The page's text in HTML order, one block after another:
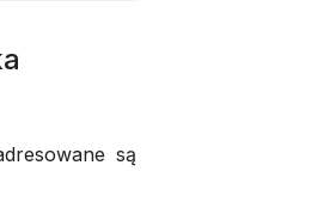
są